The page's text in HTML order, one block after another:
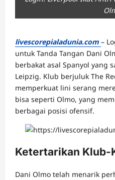
livescorepialadunia.com –
untuk Tanda Tangan Dani
berbakat asal Spanyol yang
Leipzig. Klub berjuluk The
memperkuat lini serang
bisa seperti Olmo, yang
berbagai posisi ofensif.
Ketertarikan Klub-
Dani Olmo telah menarik